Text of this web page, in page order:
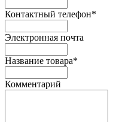
Контактный телефон*
Электронная почта
Название товара*
Комментарий